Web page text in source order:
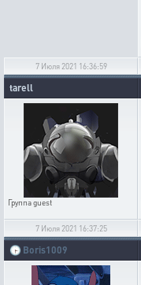
7 Июля 2021 16:36:59
tarell
Группаguest
7 Июля 2021 16:37:25
🕞 Boris1009